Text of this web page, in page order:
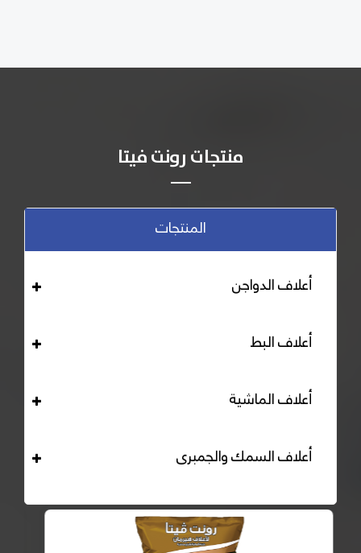
منتجات رونت فيتا
المنتجات
أعلاف الدواجن
أعلاف البط
أعلاف الماشية
أعلاف السمك والجمبرى